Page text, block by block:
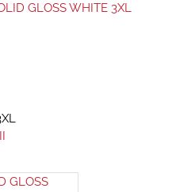
GLOSS WHITE 3XL